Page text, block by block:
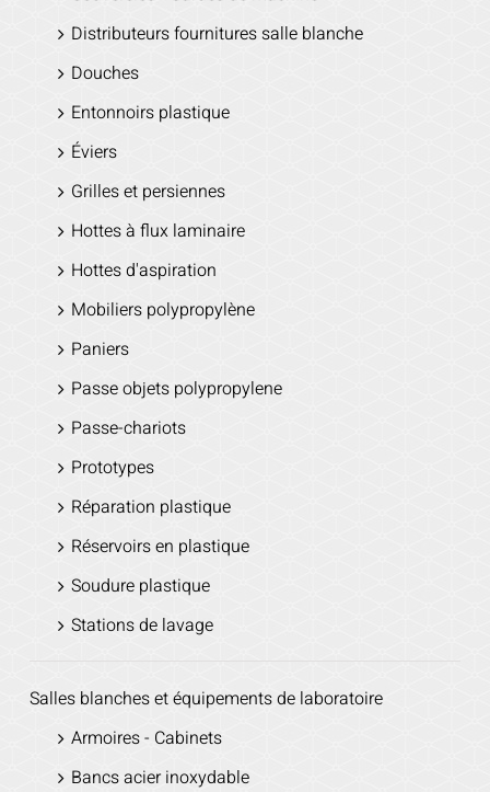
Distributeurs fournitures salle blanche
Douches
Entonnoirs plastique
Éviers
Grilles et persiennes
Hottes à flux laminaire
Hottes d'aspiration
Mobiliers polypropylène
Paniers
Passe objets polypropylene
Passe-chariots
Prototypes
Réparation plastique
Réservoirs en plastique
Soudure plastique
Stations de lavage
Salles blanches et équipements de laboratoire
Armoires - Cabinets
Bancs acier inoxydable